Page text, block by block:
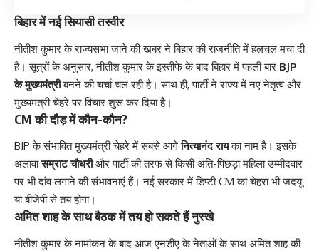
बिहार में नई सियासी तस्वीर
नीतीश कुमार के राज्यसभा जाने की खबर ने बिहार की राजनीति में हलचल मचा दी
है। सूत्रों के अनुसार, नीतीश कुमार के इस्तीफे के बाद बिहार में पहली बार BJP
के मुख्यमंत्रीबनने की चर्चा चल रही है। साथ ही, पार्टी ने राज्य में नए नेतृत्व और
मुख्यमंत्री चेहरे पर विचार शुरू कर दिया है।
CM की दौड़ में कौन-कौन?
BJP के संभावित मुख्यमंत्री चेहरे में सबसे आगेनित्यानंद रायका नाम है। इसके
अलावासम्राट चौधरीऔर पार्टी की तरफ से किसी अति-पिछड़ा महिला उम्मीदवार
पर भी दांव लगाने की संभावनाएं हैं। नई सरकार में डिप्टी CM का चेहरा भी जदयू
या बीजेपी से तय होगा।
अमित शाह के साथ बैठक में तय हो सकते हैं नुस्खे
नीतीश कुमार के नामांकन के बाद आज एनडीए के नेताओं के साथ अमित शाह की